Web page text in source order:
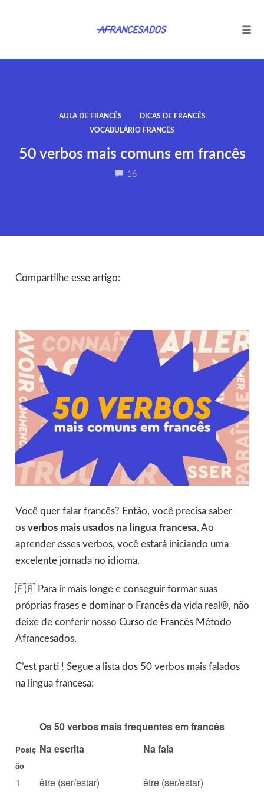
AULA DE FRANCÊS
DICAS DE FRANCÊS
VOCABULÁRIO FRANCÊS
50 verbos mais comuns em francês
16COMMENTS
Compartilhe esse artigo:
Você quer falar francês? Então, você precisa saber
osverbos mais usados na língua francesa. Ao
aprender esses verbos, você estará iniciando uma
excelente jornada no idioma.
🇫🇷 Para ir mais longe e conseguir formar suas
próprias frases e dominar o Francês da vida real®, não
deixe de conferir nosso Curso de FrancêsMétodo
Afrancesados.
C’est parti ! Segue a lista dos 50 verbos mais falados
na língua francesa:
Os 50 verbos mais frequentes em francês
Posiç
ão
Na escrita Na fala
1 être (ser/estar)
être (ser/estar)